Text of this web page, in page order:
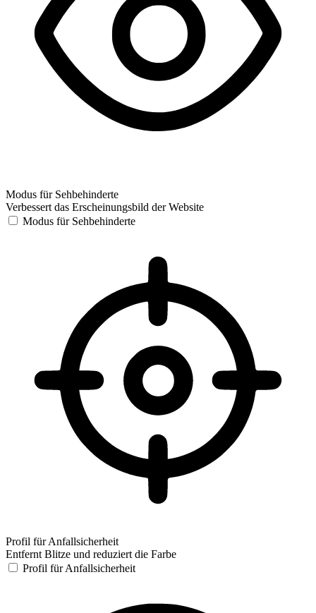
Modus für Sehbehinderte
Verbessert das Erscheinungsbild der Website
Modus für Sehbehinderte
Profil für Anfallsicherheit
Entfernt Blitze und reduziert die Farbe
Profil für Anfallsicherheit